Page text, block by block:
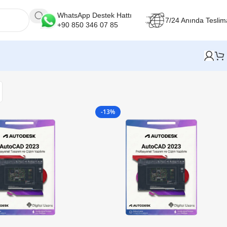
WhatsApp Destek Hattı
+90 850 346 07 85
7/24 Anında
-13%